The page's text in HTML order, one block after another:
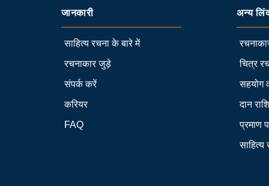
जानकारी
साहित्य रचना के बारे में
रचनाकार जुड़े
संपर्क करें
करियर
FAQ
अन्य
चित्र
सहयोग
दान
प्रमाण
साहित्य